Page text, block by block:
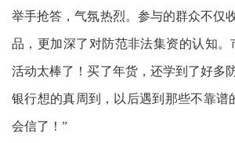
举手抢答，气氛热烈。参与的群众不仅
品，更加深了对防范非法集资的认知。
活动太棒了！买了年货，还学到了好多
银行想的真周到，以后遇到那些不靠谱
会信了！”